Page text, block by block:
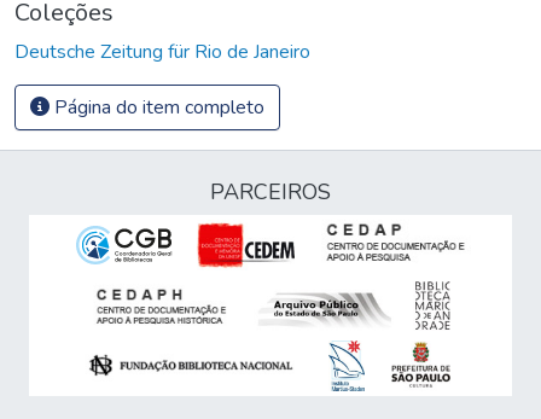
Coleções
Deutsche Zeitung für Rio de Janeiro
Página do item completo
PARCEIROS